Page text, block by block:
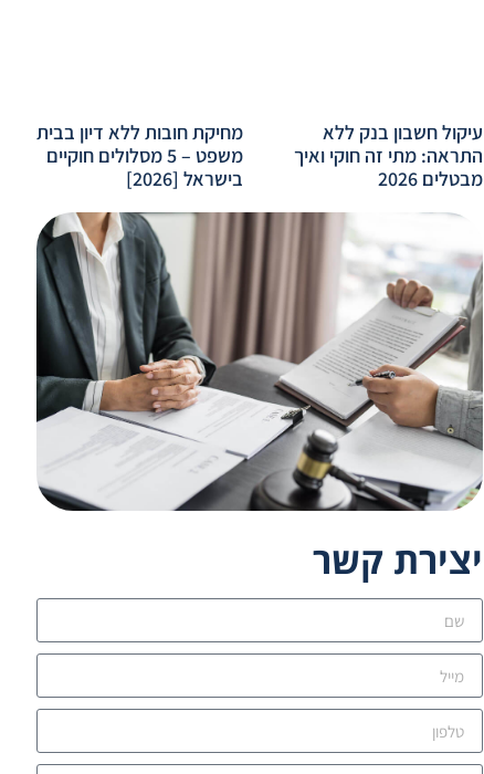
עיקול חשבון בנק ללא
התראה: מתי זה חוקי ואיך
מבטלים 2026
מחיקת חובות ללא דיון בבית
משפט – 5 מסלולים חוקיים
בישראל [2026]
יצירת קשר